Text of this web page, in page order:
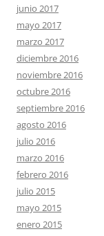
junio 2017
mayo 2017
marzo 2017
diciembre 2016
noviembre 2016
octubre 2016
septiembre 2016
agosto 2016
julio 2016
marzo 2016
febrero 2016
julio 2015
mayo 2015
enero 2015